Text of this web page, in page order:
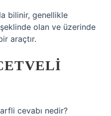
bilinir, genellikle
olan ve üzerinde
araçtır.
cevabı nedir?